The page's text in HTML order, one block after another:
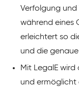
Verfolgung
während eines
erleichtert so
und die
Mit LegalE
und ermöglicht